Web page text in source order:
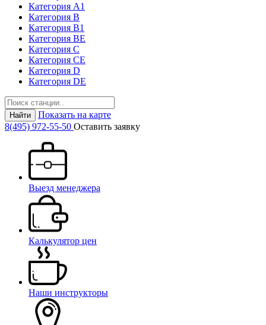
Категория А1
Категория В
Категория В1
Категория BE
Категория С
Категория СЕ
Категория D
Категория DE
Найти
Показать на карте
8(495) 972-55-50 Оставить заявку
Выезд менеджера
Калькулятор цен
Наши инструкторы